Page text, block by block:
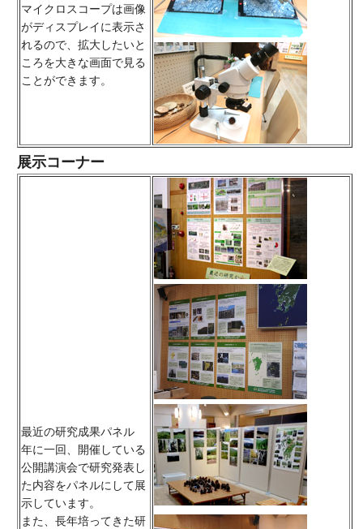
マイクロスコープは画像
がディスプレイに表示さ
れるので、拡大したいと
ころを大きな画面で見る
ことができます。
展示コーナー
最近の研究成果パネル
年に一回、開催している
公開講演会で研究発表し
た内容をパネルにして展
示しています。
また、長年培ってきた研